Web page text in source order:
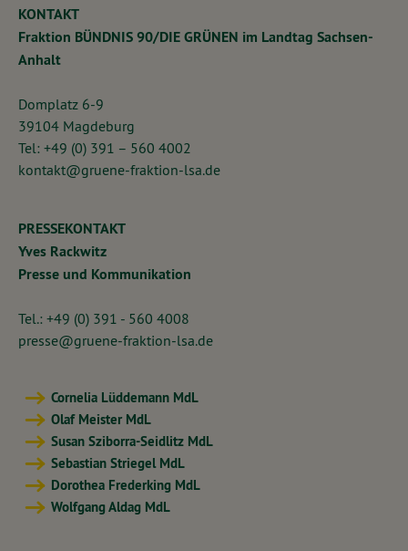
KONTAKT
Fraktion BÜNDNIS 90/DIE GRÜNEN im Landtag Sachsen-
Anhalt
Domplatz 6-9
39104 Magdeburg
Tel: +49 (0) 391 – 560 4002
kontakt@gruene-fraktion-lsa.de
PRESSEKONTAKT
Yves Rackwitz
Presse und Kommunikation
Tel.: +49 (0) 391 - 560 4008
presse@gruene-fraktion-lsa.de
Cornelia Lüddemann MdL
Olaf Meister MdL
Susan Sziborra-Seidlitz MdL
Sebastian Striegel MdL
Dorothea Frederking MdL
Wolfgang Aldag MdL